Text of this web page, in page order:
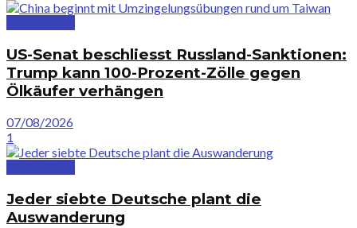
US-Senat beschliesst Russland-Sanktionen:
Trump kann 100-Prozent-Zölle gegen
Ölkäufer verhängen
07/08/2026
1
Jeder siebte Deutsche plant die
Auswanderung